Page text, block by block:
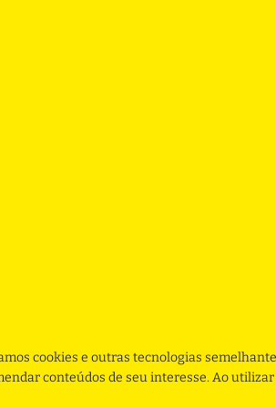
cookies e outras tecnologias
conteúdos de seu interesse. Ao